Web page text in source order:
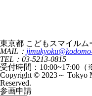
東京都 こどもスマイルム
MAIL：
TEL：03-5213-0815
受付時間：10:00~17:00（
Copyright © 2023～ Tokyo
Reserved.
参画申請